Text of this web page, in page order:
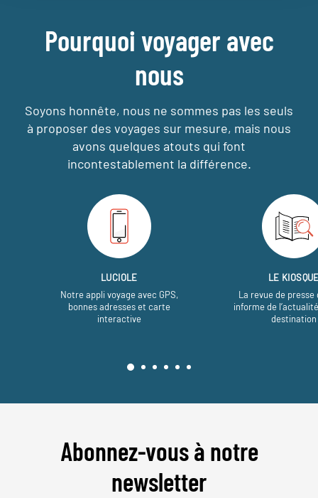
Pourquoi voyager avec
nous
Soyons honnête, nous ne sommes pas les seuls
à proposer des voyages sur mesure, mais nous
avons quelques atouts qui font
incontestablement la différence.
LUCIOLE
Notre appli voyage avec GPS,
bonnes adresses et carte
interactive
LE
La revue de presse
informe de
destination
Abonnez-vous à notre
newsletter